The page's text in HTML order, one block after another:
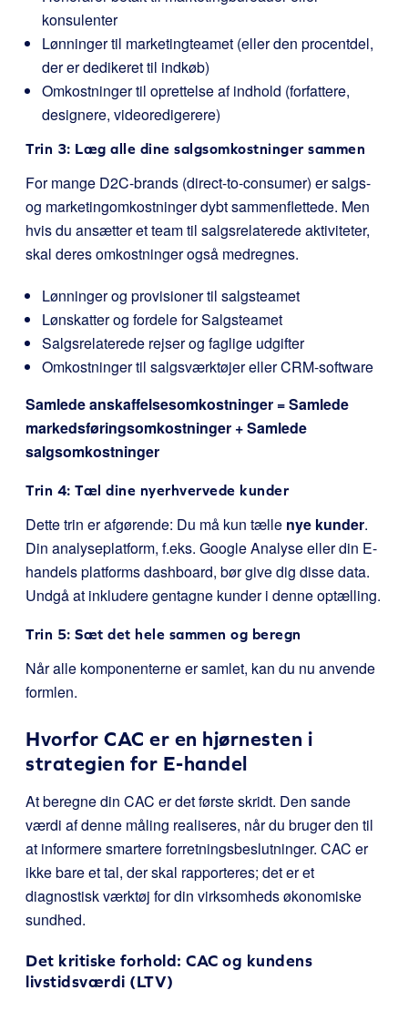
konsulenter
Lønninger til marketingteamet (eller den procentdel,
der er dedikeret til indkøb)
Omkostninger til oprettelse af indhold (forfattere,
designere, videoredigerere)
Trin 3: Læg alle dine salgsomkostninger sammen
For mange D2C-brands (direct-to-consumer) er salgs-
og marketingomkostninger dybt sammenflettede. Men
hvis du ansætter et team til salgsrelaterede aktiviteter,
skal deres omkostninger også medregnes.
Lønninger og provisioner til salgsteamet
Lønskatter og fordele for Salgsteamet
Salgsrelaterede rejser og faglige udgifter
Omkostninger til salgsværktøjer eller CRM-software
Samlede anskaffelsesomkostninger = Samlede
markedsføringsomkostninger + Samlede
salgsomkostninger
Trin 4: Tæl dine nyerhvervede kunder
Dette trin er afgørende: Du må kun tælle nye kunder.
Din analyseplatform, f.eks. Google Analyse eller din E-
handels platforms dashboard, bør give dig disse data.
Undgå at inkludere gentagne kunder i denne optælling.
Trin 5: Sæt det hele sammen og beregn
Når alle komponenterne er samlet, kan du nu anvende
formlen.
Hvorfor CAC er en hjørnesten i
strategien for E-handel
At beregne din CAC er det første skridt. Den sande
værdi af denne måling realiseres, når du bruger den til
at informere smartere forretningsbeslutninger. CAC er
ikke bare et tal, der skal rapporteres; det er et
diagnostisk værktøj for din virksomheds økonomiske
sundhed.
Det kritiske forhold: CAC og kundens
livstidsværdi (LTV)